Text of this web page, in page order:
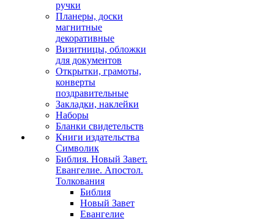
ручки
Планеры, доски
магнитные
декоративные
Визитницы, обложки
для документов
Открытки, грамоты,
конверты
поздравительные
Закладки, наклейки
Наборы
Бланки свидетельств
Книги издательства
Символик
Библия. Новый Завет.
Евангелие. Апостол.
Толкования
Библия
Новый Завет
Евангелие